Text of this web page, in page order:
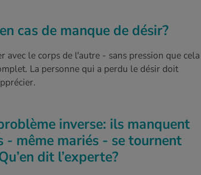
cas de manque de désir?
le corps de l'autre - sans pression que cela
La personne qui a perdu le désir doit
inverse: ils manquent
- même mariés - se tournent
dit l’experte?